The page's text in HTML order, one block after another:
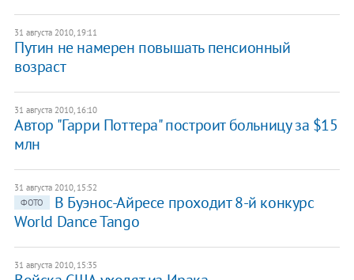
31 августа 2010, 19:11
Путин не намерен повышать пенсионный
возраст
31 августа 2010, 16:10
Автор "Гарри Поттера" построит больницу за $15
млн
31 августа 2010, 15:52
ФОТО
В Буэнос-Айресе проходит 8-й конкурс
World Dance Tango
31 августа 2010, 15:35